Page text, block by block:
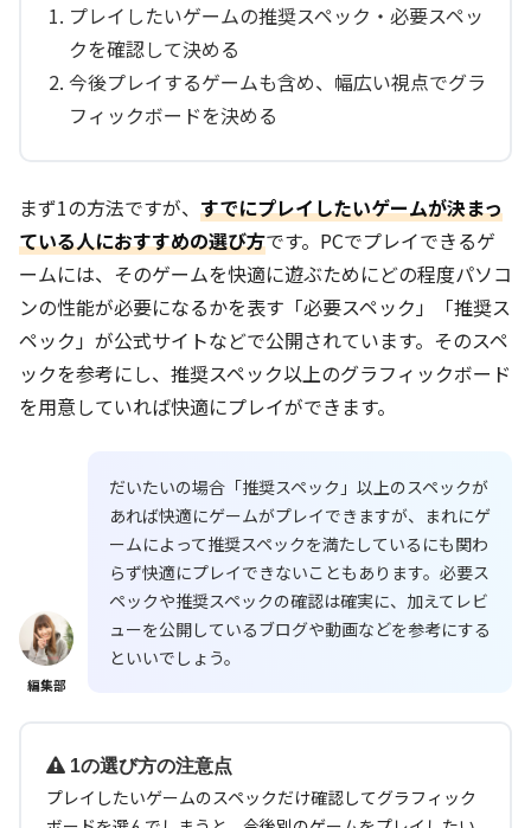
プレイしたいゲームの推奨スペック・必要スペッ
クを確認して決める
今後プレイするゲームも含め、幅広い視点でグラ
フィックボードを決める
まず1の方法ですが、 すでにプレイしたいゲームが決まっ
ている人におすすめの選び方です。PCでプレイできるゲ
ームには、そのゲームを快適に遊ぶためにどの程度パソコ
ンの性能が必要になるかを表す「必要スペック」「推奨ス
ペック」が公式サイトなどで公開されています。そのスペ
ックを参考にし、推奨スペック以上のグラフィックボード
を用意していれば快適にプレイができます。
編集部
だいたいの場合「推奨スペック」以上のスペックが
あれば快適にゲームがプレイできますが、まれにゲ
ームによって推奨スペックを満たしているにも関わ
らず快適にプレイできないこともあります。必要ス
ペックや推奨スペックの確認は確実に、加えてレビ
ューを公開しているブログや動画などを参考にする
といいでしょう。
1の選び方の注意点
プレイしたいゲームのスペックだけ確認してグラフィック